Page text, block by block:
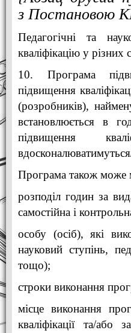
з Постановою
Педагогічні та
кваліфікацію у різних
10. Програма
підвищення
(розробників),
встановлюється в
підвищення
Програма також може
розподіл годин за
самостійна і
особу (осіб), які
науковий ступінь,
тощо);
строки виконання
місце виконання
кваліфікації та/або